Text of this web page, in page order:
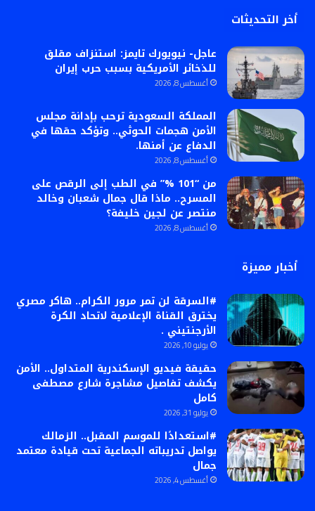
أخر التحديثات
عاجل- نيويورك تايمز: استنزاف مقلق
للذخائر الأمريكية بسبب حرب إيران
أغسطس 8, 2026
المملكة السعودية ترحب بإدانة مجلس
الأمن هجمات الحوثي.. وتؤكد حقها في
الدفاع عن أمنها.
أغسطس 8, 2026
من “101 %” في الطب إلى الرقص على
المسرح.. ماذا قال جمال شعبان وخالد
منتصر عن لجين خليفة؟
أغسطس 8, 2026
أخبار مميزة
#السرقة لن تمر مرور الكرام.. هاكر مصري
يخترق القناة الإعلامية لاتحاد الكرة
الأرجنتيني .
يوليو 10, 2026
حقيقة فيديو الإسكندرية المتداول.. الأمن
يكشف تفاصيل مشاجرة شارع مصطفى
كامل
يوليو 31, 2026
#استعدادًا للموسم المقبل.. الزمالك
يواصل تدريباته الجماعية تحت قيادة معتمد
جمال
أغسطس 4, 2026